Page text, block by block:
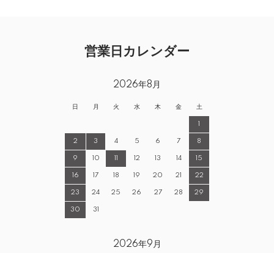
営業日カレンダー
2026年8月
日 月 火 水 木 金 土
2 3 4 5 6 7 8
9 10 12 13 14 15
16 17 18 19 20 21 22
23 24 25 26 27 28 29
30 31
2026年9月